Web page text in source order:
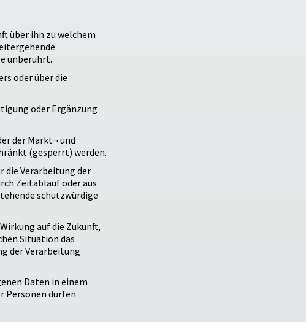
über ihn zu welchem
unberührt.
oder über die
oder Ergänzung
der Markt¬ und
(gesperrt) werden.
die Verarbeitung der
Zeitablauf oder aus
schutzwürdige
auf die Zukunft,
Situation das
der Verarbeitung
Daten in einem
Personen dürfen